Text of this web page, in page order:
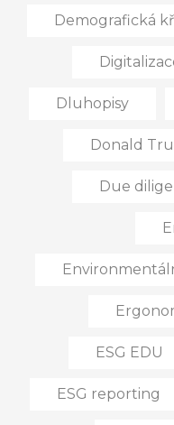
Demografická
Dluhopisy
Donald
Due
ESG EDU
ESG reporting